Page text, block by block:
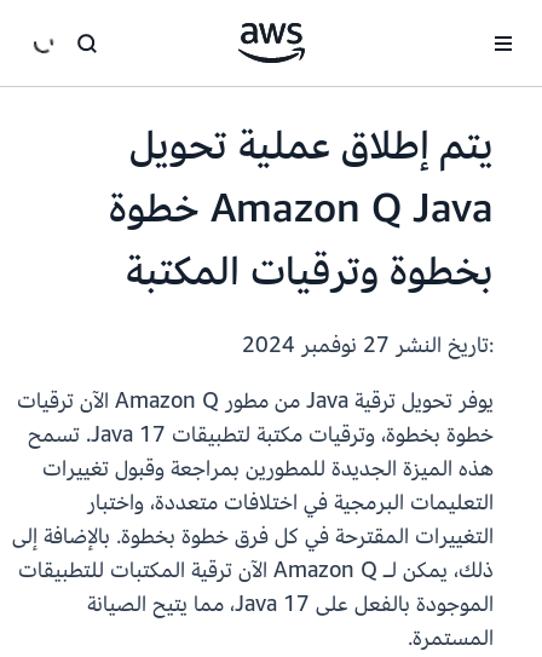
يتم إطلاق عملية تحويل
Amazon Q Java خطوة
بخطوة وترقيات المكتبة
:تاريخ النشر
يوفر تحويل ترقية Java من مطور Amazon Q الآن ترقيات
خطوة بخطوة، وترقيات مكتبة لتطبيقات Java 17. تسمح
هذه الميزة الجديدة للمطورين بمراجعة وقبول تغييرات
التعليمات البرمجية في اختلافات متعددة، واختبار
التغييرات المقترحة في كل فرق خطوة بخطوة. بالإضافة إلى
ذلك، يمكن لـ Amazon Q الآن ترقية المكتبات للتطبيقات
الموجودة بالفعل على Java 17، مما يتيح الصيانة
المستمرة.